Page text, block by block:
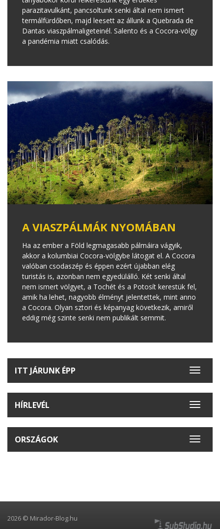
parazitavulkánt, pancsoltunk senki által nem ismert
termálfürdőben, majd leesett az állunk a Quebrada de
Dantas viaszpálmaligeteinél. Salento és a Cocora-völgy
a pandémia miatt csalódás.
A VIASZPÁLMÁK NYOMÁBAN
Ha az ember a Föld legmagasabb pálmáira vágyik,
akkor a kolumbiai Cocora-völgybe látogat el. A Cocora
valóban csodaszép és éppen ezért újabban elég
turistás is, azonban nem egyedülálló. Két senki által
nem ismert völgyet, a Tochét és a Potosít kerestük fel,
amik ha lehet, nagyobb élményt jelentettek, mint anno
a Cocora. Olyan sztori és képanyag következik, amiről
eddig még szinte senki nem publikált semmit.
Toggle
ITT JÁRUNK ÉPP
Toggle
HÍRLEVÉL
Toggle
ORSZÁGOK
2026 © Mirador-Blog.hu